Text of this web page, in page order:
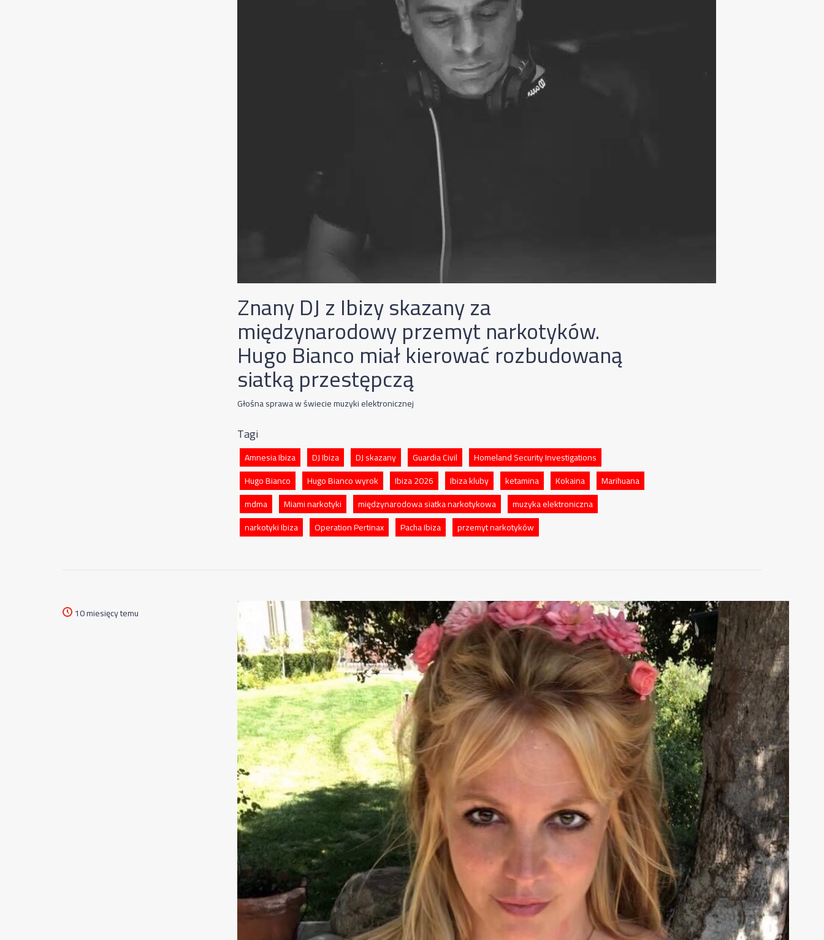
Znany DJ z Ibizy skazany za
międzynarodowy przemyt narkotyków.
Hugo Bianco miał kierować rozbudowaną
siatką przestępczą
Głośna sprawa w świecie muzyki elektronicznej
Tagi
Amnesia Ibiza DJ Ibiza DJ skazany Guardia Civil
Homeland Security Investigations
Hugo Bianco
Hugo Bianco wyrok Ibiza 2026 Ibiza kluby ketamina Kokaina
Marihuana
mdma
Miami narkotyki międzynarodowa siatka narkotykowa
muzyka elektroniczna
narkotyki Ibiza
Operation Pertinax Pacha Ibiza przemyt narkotyków
10 miesięcy temu